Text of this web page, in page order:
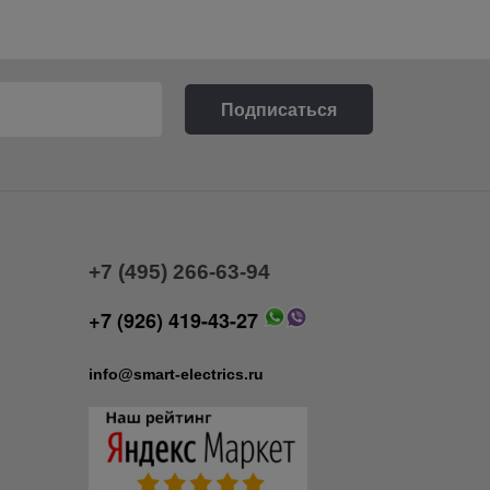
+7 (495) 266-63-94
+7 (926) 419-43-27
info@smart-electrics.ru